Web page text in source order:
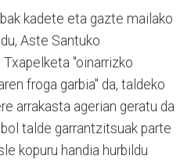
kadete eta gazte mailako
Aste Santuko
Txapelketa "oinarrizko
froga garbia" da, taldeko
arrakasta agerian geratu da
talde garrantzitsuak parte
kopuru handia hurbildu